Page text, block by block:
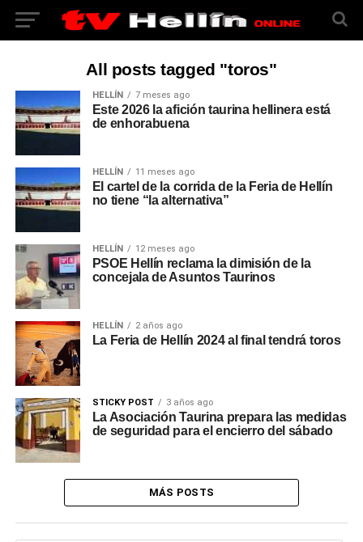
All posts tagged "toros"
HELLÍN 7 meses ago
Este 2026 la afición taurina hellinera está
de enhorabuena
HELLÍN 11 meses ago
El cartel de la corrida de la Feria de Hellín
no tiene “la alternativa”
HELLÍN 12 meses ago
PSOE Hellín reclama la dimisión de la
concejala de Asuntos Taurinos
HELLÍN 2 años ago
La Feria de Hellín 2024 al final tendrá toros
STICKY POST 3 años ago
La Asociación Taurina prepara las medidas
de seguridad para el encierro del sábado
MÁS POSTS